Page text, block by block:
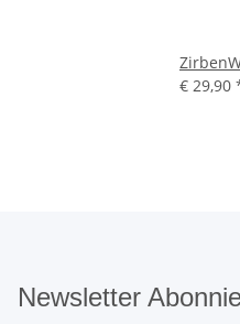
€ 29,90
Newsletter